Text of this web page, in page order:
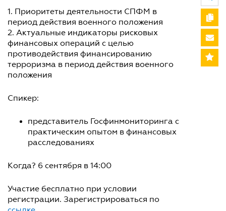
1. Приоритеты деятельности СПФМ в
период действия военного положения
2. Актуальные индикаторы рисковых
финансовых операций с целью
противодействия финансированию
терроризма в период действия военного
положения
Спикер:
представитель Госфинмониторинга с
практическим опытом в финансовых
расследованиях
Когда? 6 сентября в 14:00
Участие бесплатно при условии
регистрации. Зарегистрироваться по